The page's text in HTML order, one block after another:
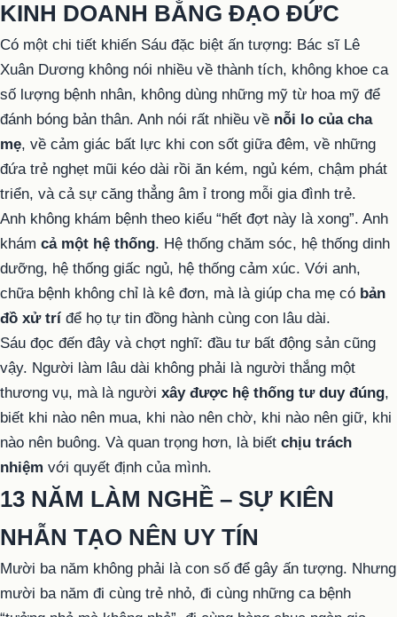
KINH DOANH BẰNG ĐẠO ĐỨC
Có một chi tiết khiến Sáu đặc biệt ấn tượng: Bác sĩ Lê
Xuân Dương không nói nhiều về thành tích, không khoe ca
số lượng bệnh nhân, không dùng những mỹ từ hoa mỹ để
đánh bóng bản thân. Anh nói rất nhiều về nỗi lo của cha
mẹ, về cảm giác bất lực khi con sốt giữa đêm, về những
đứa trẻ nghẹt mũi kéo dài rồi ăn kém, ngủ kém, chậm phát
triển, và cả sự căng thẳng âm ỉ trong mỗi gia đình trẻ.
Anh không khám bệnh theo kiểu “hết đợt này là xong”. Anh
khám cả một hệ thống. Hệ thống chăm sóc, hệ thống dinh
dưỡng, hệ thống giấc ngủ, hệ thống cảm xúc. Với anh,
chữa bệnh không chỉ là kê đơn, mà là giúp cha mẹ có bản
đồ xử trí để họ tự tin đồng hành cùng con lâu dài.
Sáu đọc đến đây và chợt nghĩ: đầu tư bất động sản cũng
vậy. Người làm lâu dài không phải là người thắng một
thương vụ, mà là người xây được hệ thống tư duy đúng,
biết khi nào nên mua, khi nào nên chờ, khi nào nên giữ, khi
nào nên buông. Và quan trọng hơn, là biết chịu trách
nhiệm với quyết định của mình.
13 NĂM LÀM NGHỀ – SỰ KIÊN
NHẪN TẠO NÊN UY TÍN
Mười ba năm không phải là con số để gây ấn tượng. Nhưng
mười ba năm đi cùng trẻ nhỏ, đi cùng những ca bệnh